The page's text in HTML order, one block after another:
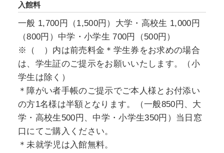
入館料
一般 1,700円（1,500円）大学・高校生 1,000円
（800円）中学・小学生 700円（500円）
※（ ）内は前売料金＊学生券をお求めの場合
は、学生証のご提示をお願いいたします。（小
学生は除く）
＊障がい者手帳のご提示でご本人様とお付添い
の方1名様は半額となります。（一般850円、大
学・高校生500円、中学・小学生350円）当日窓
口にてご購入ください。
＊未就学児は入館無料。